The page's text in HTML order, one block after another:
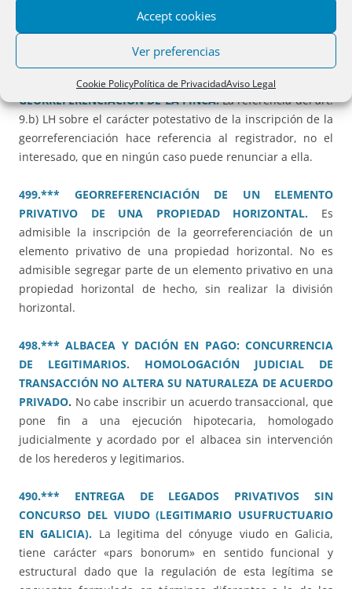
Accept cookies
Ver preferencias
Cookie PolicyPolítica de PrivacidadAviso Legal
imputable a la cuota legitimaria y en el exceso al tercio de
mejora y libre disposición.
506.*** OBRA NUEVA E INSCRIPCIÓN DE LA
GEORREFERENCIACIÓN DE LA FINCA.La referencia del art.
9.b) LH sobre el carácter potestativo de la inscripción de la
georreferenciación hace referencia al registrador, no el
interesado, que en ningún caso puede renunciar a ella.
499.*** GEORREFERENCIACIÓN DE UN ELEMENTO
PRIVATIVO DE UNA PROPIEDAD HORIZONTAL.
Es
admisible la inscripción de la georreferenciación de un
elemento privativo de una propiedad horizontal. No es
admisible segregar parte de un elemento privativo en una
propiedad horizontal de hecho, sin realizar la división
horizontal.
498.*** ALBACEA Y DACIÓN EN PAGO: CONCURRENCIA
DE LEGITIMARIOS. HOMOLOGACIÓN JUDICIAL DE
TRANSACCIÓN NO ALTERA SU NATURALEZA DE ACUERDO
PRIVADO. No cabe inscribir un acuerdo transaccional, que
pone fin a una ejecución hipotecaria, homologado
judicialmente y acordado por el albacea sin intervención
de los herederos y legitimarios.
490.*** ENTREGA DE LEGADOS PRIVATIVOS SIN
CONCURSO DEL VIUDO (LEGITIMARIO USUFRUCTUARIO
EN GALICIA). La legitima del cónyuge viudo en Galicia,
tiene carácter «pars bonorum» en sentido funcional y
estructural dado que la regulación de esta legítima se